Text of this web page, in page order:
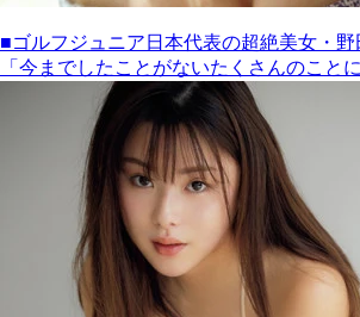
■ゴルフジュニア日本代表の超絶美女・野
「今までしたことがないたくさんのこと